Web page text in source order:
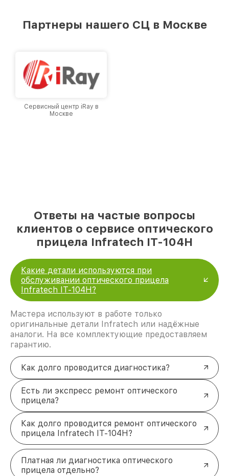
лучшим сервисным центром Infratech в
Партнеры нашего СЦ в Москве
Сервисный центр iRay в
Москве
Ответы на частые вопросы
клиентов о сервисе оптического
прицела Infratech IT-104H
Какие детали используются при
обслуживании оптического прицела
Infratech IT-104H?
Мастера используют в работе только
оригинальные детали Infratech или надёжные
аналоги. На все комплектующие предоставляем
гарантию.
Как долго проводится диагностика?
Есть ли экспресс ремонт оптического
прицела?
Как долго проводится ремонт оптического
прицела Infratech IT-104H?
Платная ли диагностика оптического
прицела отдельно?